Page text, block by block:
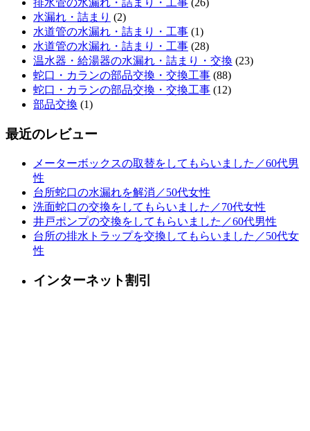
排水管の水漏れ・詰まり・工事 (26)
水漏れ・詰まり (2)
水道管の水漏れ・詰まり・工事 (1)
水道管の水漏れ・詰まり・工事 (28)
温水器・給湯器の水漏れ・詰まり・交換 (23)
蛇口・カランの部品交換・交換工事 (88)
蛇口・カランの部品交換・交換工事 (12)
部品交換 (1)
最近のレビュー
メーターボックスの取替をしてもらいました／60代男
性
台所蛇口の水漏れを解消／50代女性
洗面蛇口の交換をしてもらいました／70代女性
井戸ポンプの交換をしてもらいました／60代男性
台所の排水トラップを交換してもらいました／50代女
性
インターネット割引